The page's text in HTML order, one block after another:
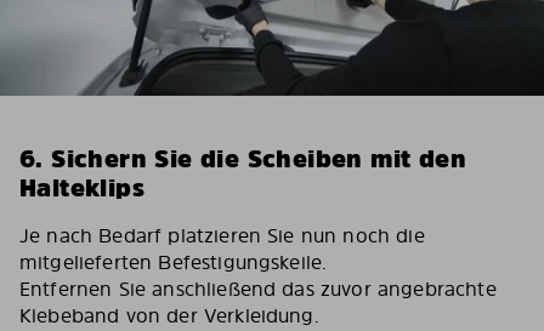
6. Sichern Sie die Scheiben mit den
Halteklips
Je nach Bedarf platzieren Sie nun noch die
mitgelieferten Befestigungskeile.
Entfernen Sie anschließend das zuvor angebrachte
Klebeband von der Verkleidung.